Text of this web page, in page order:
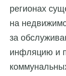
регионах
на
за
инфляцию и